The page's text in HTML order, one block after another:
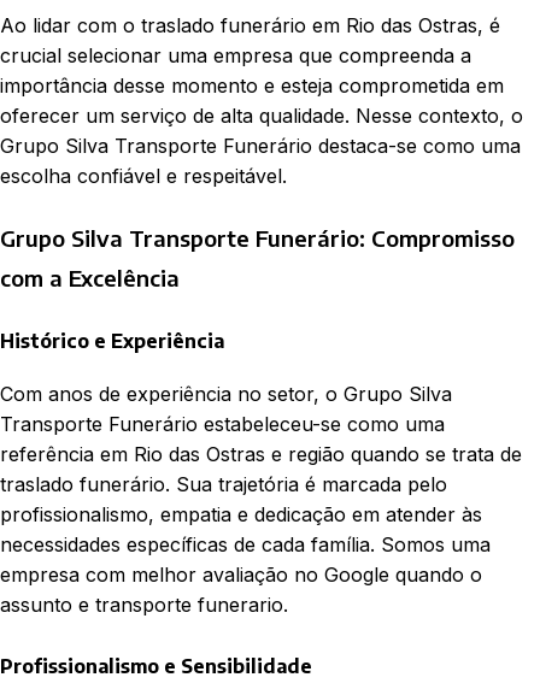
Ao lidar com o traslado funerário em Rio das Ostras, é
crucial selecionar uma empresa que compreenda a
importância desse momento e esteja comprometida em
oferecer um serviço de alta qualidade. Nesse contexto, o
Grupo Silva Transporte Funerário destaca-se como uma
escolha confiável e respeitável.
Grupo Silva Transporte Funerário: Compromisso
com a Excelência
Histórico e Experiência
Com anos de experiência no setor, o Grupo Silva
Transporte Funerário estabeleceu-se como uma
referência em Rio das Ostras e região quando se trata de
traslado funerário. Sua trajetória é marcada pelo
profissionalismo, empatia e dedicação em atender às
necessidades específicas de cada família. Somos uma
empresa com melhor avaliação no Google quando o
assunto e transporte funerario.
Profissionalismo e Sensibilidade